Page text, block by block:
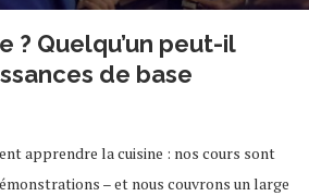
? Quelqu’un peut-il
de base
apprendre la cuisine : nos cours sont
– et nous couvrons un large